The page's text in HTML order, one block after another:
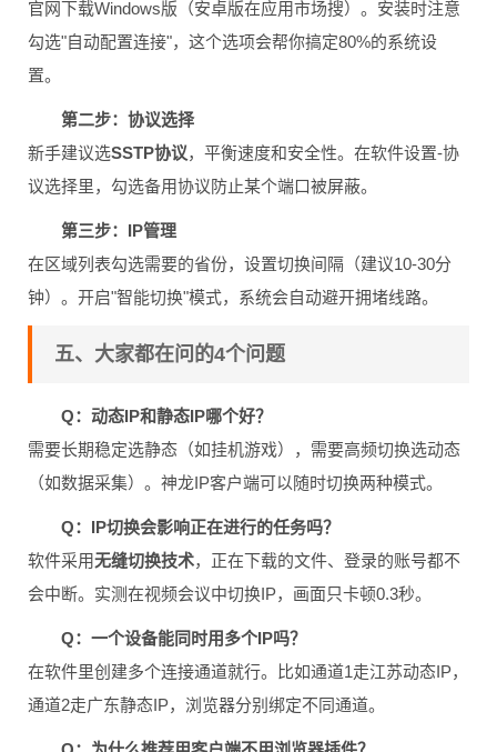
官网下载Windows版（安卓版在应用市场搜）。安装时注意
勾选"自动配置连接"，这个选项会帮你搞定80%的系统设
置。
第二步：协议选择
新手建议选SSTP协议，平衡速度和安全性。在软件设置-协
议选择里，勾选备用协议防止某个端口被屏蔽。
第三步：IP管理
在区域列表勾选需要的省份，设置切换间隔（建议10-30分
钟）。开启"智能切换"模式，系统会自动避开拥堵线路。
五、大家都在问的4个问题
Q：动态IP和静态IP哪个好？
需要长期稳定选静态（如挂机游戏），需要高频切换选动态
（如数据采集）。神龙IP客户端可以随时切换两种模式。
Q：IP切换会影响正在进行的任务吗？
软件采用无缝切换技术，正在下载的文件、登录的账号都不
会中断。实测在视频会议中切换IP，画面只卡顿0.3秒。
Q：一个设备能同时用多个IP吗？
在软件里创建多个连接通道就行。比如通道1走江苏动态IP，
通道2走广东静态IP，浏览器分别绑定不同通道。